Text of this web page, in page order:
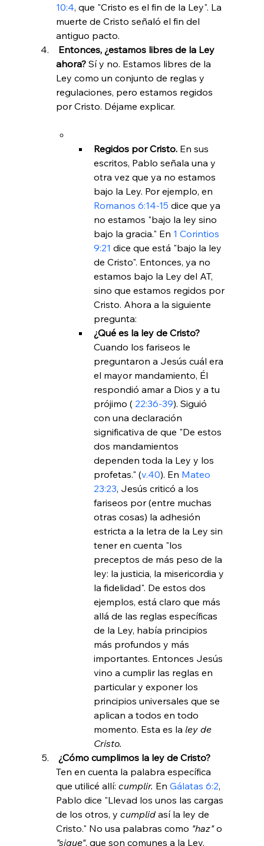
10:4, que "Cristo es el fin de la Ley". La
muerte de Cristo señaló el fin del
antiguo pacto.
ahora? Sí y no. Estamos libres de la
Ley como un conjunto de reglas y
regulaciones, pero estamos regidos
Regidos por Cristo. En sus
escritos, Pablo señala una y
otra vez que ya no estamos
bajo la Ley. Por ejemplo, en
Romanos 6:14-15 dice que ya
no estamos "bajo la ley sino
bajo la gracia." En 1 Corintios
9:21 dice que está "bajo la ley
de Cristo". Entonces, ya no
estamos bajo la Ley del AT,
sino que estamos regidos por
Cristo. Ahora a la siguiente
pregunta:
¿Qué es la ley de Cristo?
Cuando los fariseos le
preguntaron a Jesús cuál era
el mayor mandamiento, Él
respondió amar a Dios y a tu
prójimo ( 22:36-39). Siguió
con una declaración
significativa de que "De estos
dos mandamientos
dependen toda la Ley y los
profetas." (v.40). En Mateo
23:23, Jesús criticó a los
fariseos por (entre muchas
otras cosas) la adhesión
estricta a la letra de la Ley sin
tener en cuenta "los
preceptos de más peso de la
ley: la justicia, la misericordia y
la fidelidad". De estos dos
ejemplos, está claro que más
allá de las reglas específicas
de la Ley, había principios
más profundos y más
importantes. Entonces Jesús
vino a cumplir las reglas en
particular y exponer los
principios universales que se
aplican a todos en todo
momento. Esta es la ley de
Cristo.
¿Cómo cumplimos la ley de Cristo?
Ten en cuenta la palabra específica
que utilicé allí: cumplir. En Gálatas 6:2,
Pablo dice "Llevad los unos las cargas
de los otros, y cumplid así la ley de
Cristo." No usa palabras como "haz" o
"sigue", que son comunes a la Ley,